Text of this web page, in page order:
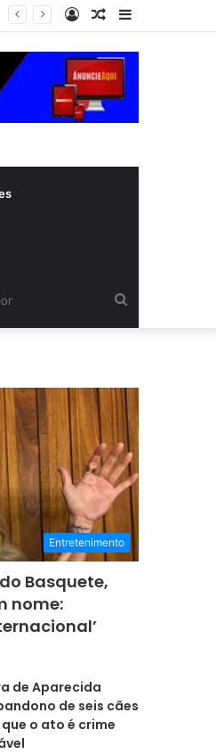
Barra
Artigo
Entrar
Entretenimento
Basquete,
nome:
de Aparecida
de seis cães
o ato é crime